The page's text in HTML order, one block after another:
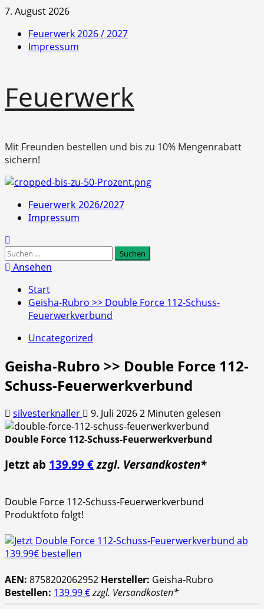
Zum
springen
7. August 2026
Feuerwerk 2026 / 2027
Impressum
Feuerwerk
Mit Freunden bestellen und bis zu 10% Mengenrabatt
sichern!
Primäres
Menü
Feuerwerk 2026/2027
Impressum
Suchen
nach:
Ansehen
Start
Geisha-Rubro >> Double Force 112-Schuss-
Feuerwerkverbund
Uncategorized
Geisha-Rubro >> Double Force 112-
Schuss-Feuerwerkverbund
silvesterknaller 9. Juli 20262 Minuten gelesen
Double Force 112-Schuss-Feuerwerkverbund
Jetzt ab 139.99 € zzgl. Versandkosten*
Double Force 112-Schuss-Feuerwerkverbund
Produktfoto folgt!
AEN: 8758202062952 Hersteller: Geisha-Rubro
Bestellen: 139.99 €zzgl. Versandkosten*